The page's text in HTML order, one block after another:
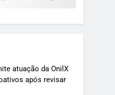
atuação da OnilX
após revisar